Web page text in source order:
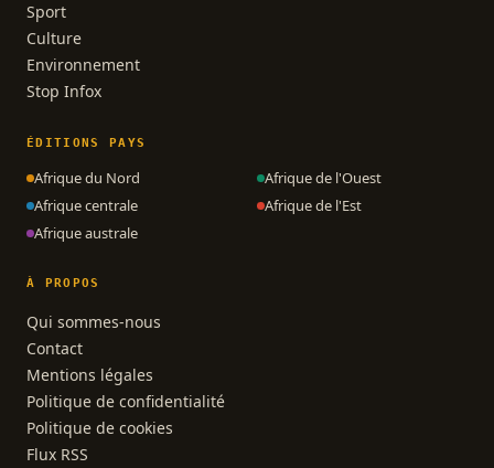
Sport
Culture
Environnement
Stop Infox
ÉDITIONS PAYS
Afrique du Nord
Afrique de l'Ouest
Afrique centrale
Afrique de l'Est
Afrique australe
À PROPOS
Qui sommes-nous
Contact
Mentions légales
Politique de confidentialité
Politique de cookies
Flux RSS